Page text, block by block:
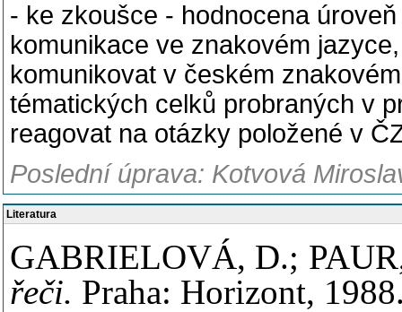
- ke zkoušce - hodnocena
komunikace ve znakovém
komunikovat v českém
tématických celků probraných v
reagovat na otázky položené v
Poslední úprava: Kotvová
Literatura
GABRIELOVÁ, D.;
řeči. Praha: Horizont,